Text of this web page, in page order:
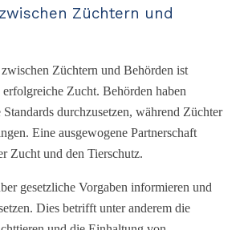
Züchtern und
Züchtern und Behörden ist
Zucht. Behörden haben
durchzusetzen, während Züchter
Eine ausgewogene Partnerschaft
Zucht und den Tierschutz.
gesetzliche Vorgaben informieren und
Dies betrifft unter anderem die